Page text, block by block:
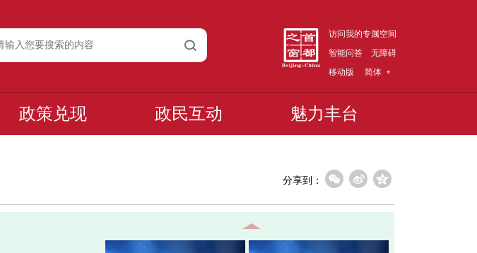
访问我的专属空间
智能问答
无障碍
移动版
简体
政策兑现 政民互动 魅力丰台
分享到：